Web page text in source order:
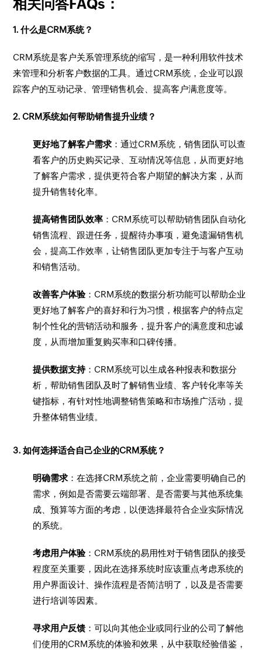
相关问答FAQs：
1. 什么是CRM系统？
CRM系统是客户关系管理系统的缩写，是一种利用软件技术
来管理和分析客户数据的工具。通过CRM系统，企业可以跟
踪客户的互动记录、管理销售机会、提高客户满意度等。
2. CRM系统如何帮助销售提升业绩？
更好地了解客户需求 ：通过CRM系统，销售团队可以查
看客户的历史购买记录、互动情况等信息，从而更好地
了解客户需求，提供更符合客户期望的解决方案，从而
提升销售转化率。
提高销售团队效率 ：CRM系统可以帮助销售团队自动化
销售流程、跟进任务，提醒待办事项，避免遗漏销售机
会，提高工作效率，让销售团队更加专注于与客户互动
和销售活动。
改善客户体验：CRM系统的数据分析功能可以帮助企业
更好地了解客户的喜好和行为习惯，根据客户的特点定
制个性化的营销活动和服务，提升客户的满意度和忠诚
度，从而增加重复购买率和口碑传播。
提供数据支持：CRM系统可以生成各种报表和数据分
析，帮助销售团队及时了解销售业绩、客户转化率等关
键指标，有针对性地调整销售策略和市场推广活动，提
升整体销售业绩。
3. 如何选择适合自己企业的CRM系统？
明确需求 ：在选择CRM系统之前，企业需要明确自己的
需求，例如是否需要云端部署、是否需要与其他系统集
成、预算等方面的考虑，以便选择最符合企业实际情况
的系统。
考虑用户体验：CRM系统的易用性对于销售团队的接受
程度至关重要，因此在选择系统时应该重点考虑系统的
用户界面设计、操作流程是否简洁明了，以及是否需要
进行培训等因素。
寻求用户反馈：可以向其他企业或同行业的公司了解他
们使用的CRM系统的体验和效果，从中获取经验借鉴，